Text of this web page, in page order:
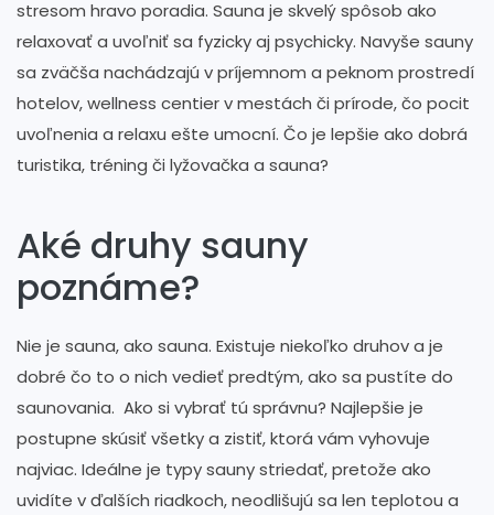
stresom hravo poradia. Sauna je skvelý spôsob ako
relaxovať a uvoľniť sa fyzicky aj psychicky. Navyše sauny
sa zväčša nachádzajú v príjemnom a peknom prostredí
hotelov, wellness centier v mestách či prírode, čo pocit
uvoľnenia a relaxu ešte umocní. Čo je lepšie ako dobrá
turistika, tréning či lyžovačka a sauna?
Aké druhy sauny
poznáme?
Nie je sauna, ako sauna. Existuje niekoľko druhov a je
dobré čo to o nich vedieť predtým, ako sa pustíte do
saunovania. Ako si vybrať tú správnu? Najlepšie je
postupne skúsiť všetky a zistiť, ktorá vám vyhovuje
najviac. Ideálne je typy sauny striedať, pretože ako
uvidíte v ďalších riadkoch, neodlišujú sa len teplotou a